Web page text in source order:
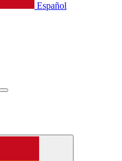
Español